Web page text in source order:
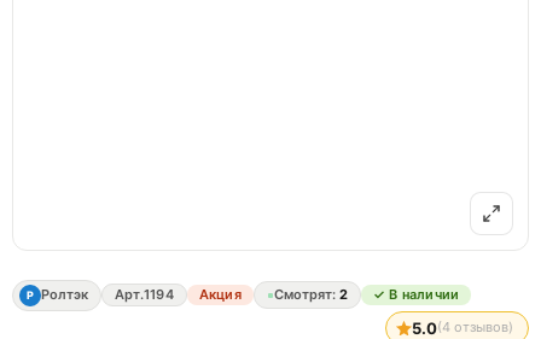
Р Ролтэк Арт.1194 Акция Смотрят: 2 ✓ В наличии
5.0(4 отзывов)